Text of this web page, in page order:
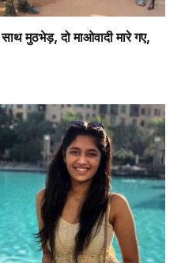
मुठभेड़, दो माओवादी मारे गए,